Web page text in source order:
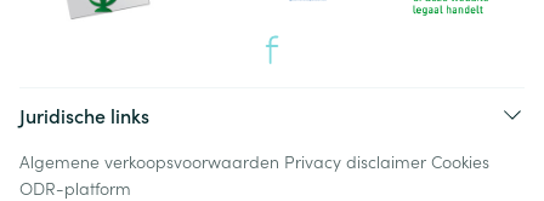
Juridische links
Algemene verkoopsvoorwaarden Privacy disclaimer Cookies
ODR-platform